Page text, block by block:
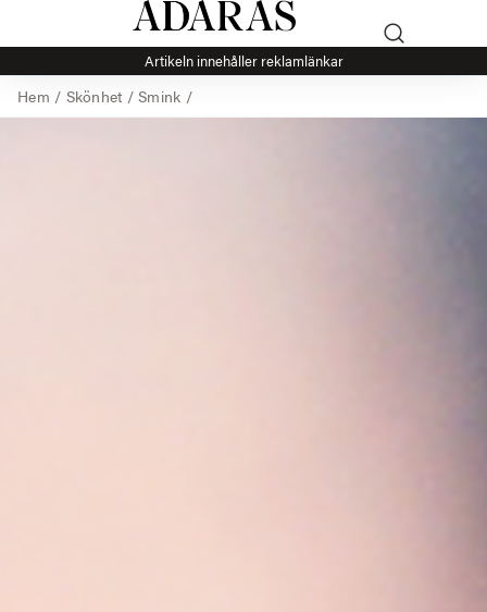
Artikeln innehåller reklamlänkar
Hem / Skönhet/ Smink /